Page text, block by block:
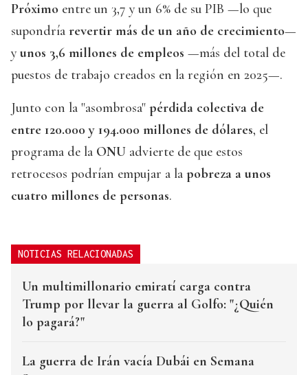
Próximo entre un 3,7 y un 6% de su PIB —lo que
supondría revertir más de un año de crecimiento—
yunos 3,6 millones de empleos —más del total de
puestos de trabajo creados en la región en 2025—.
Junto con la "asombrosa" pérdida colectiva de
entre 120.000 y 194.000 millones de dólares, el
programa de la ONU advierte de que estos
retrocesos podrían empujar a la pobreza a unos
cuatro millones de personas.
NOTICIAS RELACIONADAS
Un multimillonario emiratí carga contra
Trump por llevar la guerra al Golfo: "¿Quién
lo pagará?"
La guerra de Irán vacía Dubái en Semana